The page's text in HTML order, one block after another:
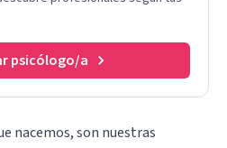
psicólogo/a
nacemos, son nuestras